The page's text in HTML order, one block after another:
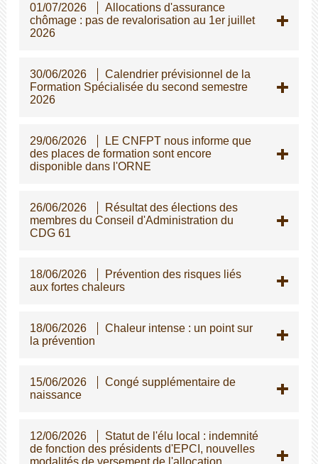
01/07/2026
Allocations d'assurance
chômage : pas de revalorisation au 1er juillet
2026
30/06/2026
Calendrier prévisionnel de la
Formation Spécialisée du second semestre
2026
29/06/2026
LE CNFPT nous informe que
des places de formation sont encore
disponible dans l'ORNE
26/06/2026
Résultat des élections des
membres du Conseil d'Administration du
CDG 61
18/06/2026
Prévention des risques liés
aux fortes chaleurs
18/06/2026
Chaleur intense : un point sur
la prévention
15/06/2026
Congé supplémentaire de
naissance
12/06/2026
Statut de l'élu local : indemnité
de fonction des présidents d'EPCI, nouvelles
modalités de versement de l'allocation